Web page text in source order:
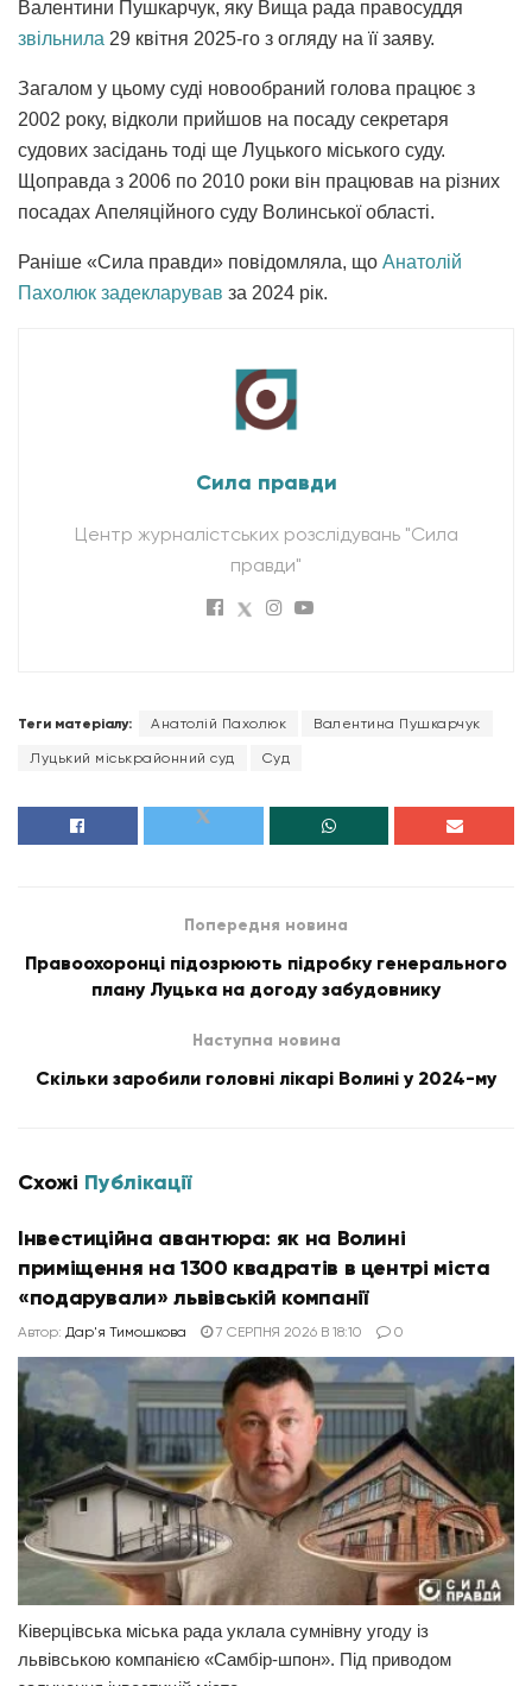
Валентини Пушкарчук, яку Вища рада правосуддя
звільнила 29 квітня 2025-го з огляду на її заяву.
Загалом у цьому суді новообраний голова працює з
2002 року, відколи прийшов на посаду секретаря
судових засідань тоді ще Луцького міського суду.
Щоправда з 2006 по 2010 роки він працював на різних
посадах Апеляційного суду Волинської області.
Раніше «Сила правди» повідомляла, що Анатолій
Пахолюк задекларував за 2024 рік.
Сила правди
Центр журналістських розслідувань "Сила
правди"
Теги матеріалу: Анатолій Пахолюк Валентина Пушкарчук
Луцький міськрайонний суд Суд
Попередня новина
Правоохоронці підозрюють підробку генерального
плану Луцька на догоду забудовнику
Наступна новина
Скільки заробили головні лікарі Волині у 2024-му
Схожі Публікації
Інвестиційна авантюра: як на Волині
приміщення на 1300 квадратів в центрі міста
«подарували» львівській компанії
Автор: Дар'я Тимошкова 7 СЕРПНЯ 2026 В 18:10 0
Ківерцівська міська рада уклала сумнівну угоду із
львівською компанією «Самбір-шпон». Під приводом